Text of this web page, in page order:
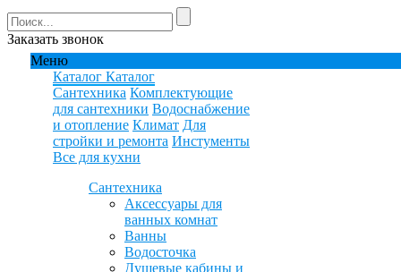
Заказать звонок
Меню
Каталог Каталог
Сантехника Комплектующие
для сантехники Водоснабжение
и отопление Климат Для
стройки и ремонта Инстументы
Все для кухни
Сантехника
Аксессуары для
ванных комнат
Ванны
Водосточка
Душевые кабины и